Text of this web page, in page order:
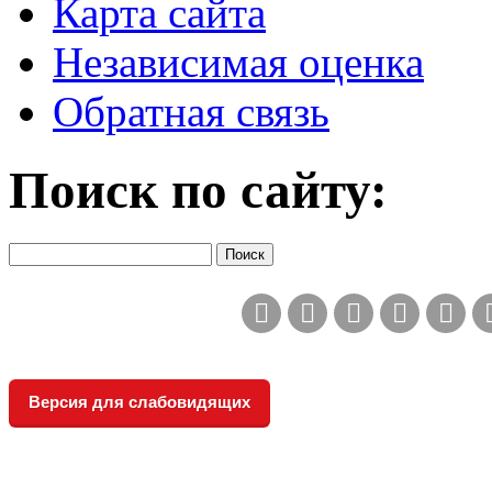
Карта сайта
Независимая оценка
Обратная связь
Поиск по сайту:
Версия для слабовидящих